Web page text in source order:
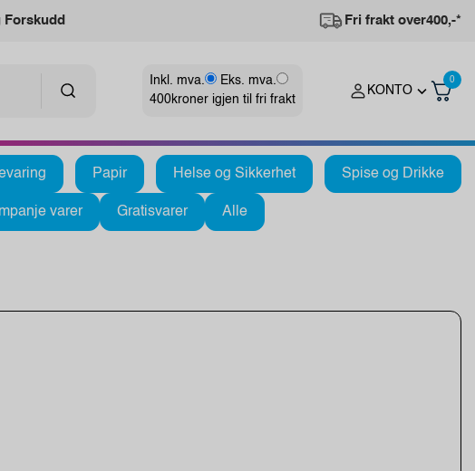
Forskudd Fri frakt over400,-*
Inkl. mva.
Eks. mva.
400kroner igjen til fri frakt
KONTO
0
Papir Helse og Sikkerhet Spise og Drikke
varer Gratisvarer Alle